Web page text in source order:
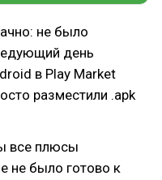
не было
день
в Play Market
разместили .apk
все плюсы
не было готово к